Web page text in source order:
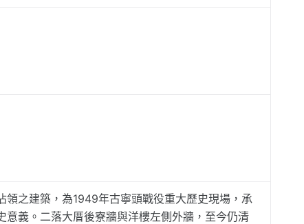
之建築，為1949年古寧頭戰役重大歷史現場，承
義。二落大厝後寮牆與洋樓左側外牆，至今仍清